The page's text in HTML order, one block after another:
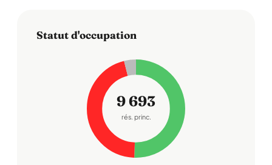
Statut d'occupation
9 693
rés. princ.